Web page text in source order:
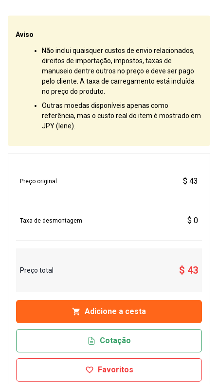
Aviso
Não inclui quaisquer custos de envio relacionados,
direitos de importação, impostos, taxas de
manuseio dentre outros no preço e deve ser pago
pelo cliente. A taxa de carregamento está incluída
no preço do produto.
Outras moedas disponíveis apenas como
referência, mas o custo real do item é mostrado em
JPY (Iene).
Preço original $ 43
Taxa de desmontagem $ 0
Preço total $ 43
Adicione a cesta
Cotação
Favoritos